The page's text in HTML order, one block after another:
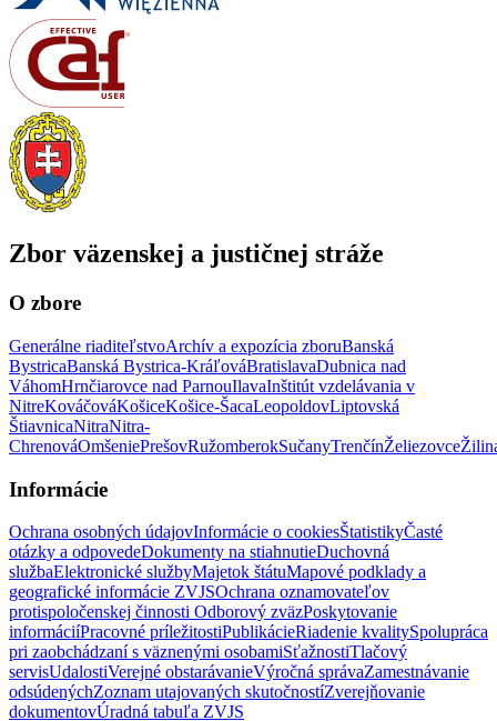
Zbor väzenskej a justičnej stráže
O zbore
Generálne riaditeľstvoArchív a expozícia zboruBanská
BystricaBanská Bystrica-KráľováBratislavaDubnica nad
VáhomHrnčiarovce nad ParnouIlavaInštitút vzdelávania v
NitreKováčováKošiceKošice-ŠacaLeopoldovLiptovská
ŠtiavnicaNitraNitra-
ChrenováOmšeniePrešovRužomberokSučanyTrenčínŽeliezovce
Informácie
Ochrana osobných údajovInformácie o cookiesŠtatistikyČasté
otázky a odpovedeDokumenty na stiahnutieDuchovná
službaElektronické službyMajetok štátuMapové podklady a
geografické informácie ZVJSOchrana oznamovateľov
protispoločenskej činnosti Odborový zväzPoskytovanie
informáciíPracovné príležitostiPublikácieRiadenie kvalitySpolupráca
pri zaobchádzaní s väznenými osobamiSťažnostiTlačový
servisUdalostiVerejné obstarávanieVýročná správaZamestnávanie
odsúdenýchZoznam utajovaných skutočnostíZverejňovanie
dokumentovÚradná tabuľa ZVJS